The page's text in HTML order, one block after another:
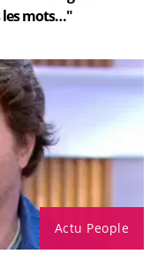
les mots…"
Actu People